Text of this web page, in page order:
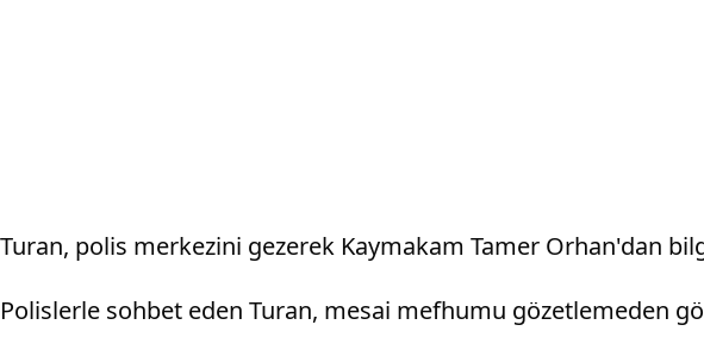
Turan, polis merkezini gezerek Kaymakam Tamer Orhan'dan
Polislerle sohbet eden Turan, mesai mefhumu gözetlemeden